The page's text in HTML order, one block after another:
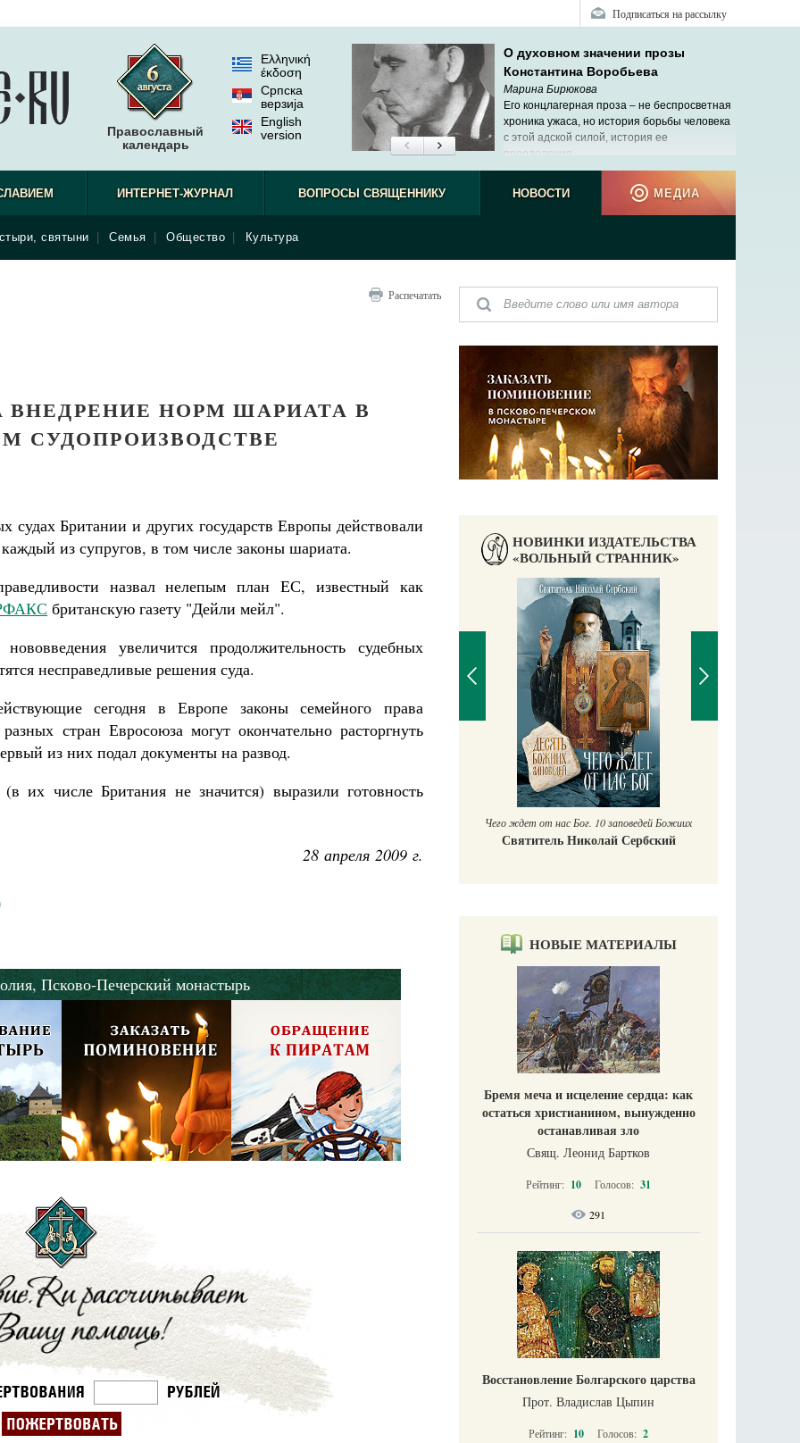
Подписаться на рассылку
Православный
календарь
Ελληνική
έκδοση
Српска
верзиjа
English
version
О духовном значении прозы
Константина Воробьева
Марина Бирюкова
Его концлагерная проза – не беспросветная
хроника ужаса, но история борьбы человека
с этой адской силой, история ее
преодоления.
ИНТЕРНЕТ-ЖУРНАЛ ВОПРОСЫ СВЯЩЕННИКУ НОВОСТИ
святыни Семья Общество Культура
МЕДИА
Распечатать
НОРМ ШАРИАТА В
СУДОПРОИЗВОДСТВЕ
Британии и других государств Европы действовали
из супругов, в том числе законы шариата.
назвал нелепым план ЕС, известный как
британскую газету "Дейли мейл".
увеличится продолжительность судебных
несправедливые решения суда.
сегодня в Европе законы семейного права
стран Евросоюза могут окончательно расторгнуть
из них подал документы на развод.
их числе Британия не значится) выразили готовность
28 апреля 2009 г.
Псково-Печерский монастырь
НОВИНКИ ИЗДАТЕЛЬСТВА
«ВОЛЬНЫЙ СТРАННИК»
Великомученик Георгий Победоносец. Научись у
святого
Чего ждет от нас Бог. 10 заповедей Божиих
Святитель Николай Сербский
НОВЫЕ МАТЕРИАЛЫ
Бремя меча и исцеление сердца: как
остаться христианином, вынужденно
останавливая зло
Свящ. Леонид Бартков
Рейтинг: 10 Голосов: 31
291
Восстановление Болгарского царства
Прот. Владислав Цыпин
Рейтинг: 10 Голосов: 2